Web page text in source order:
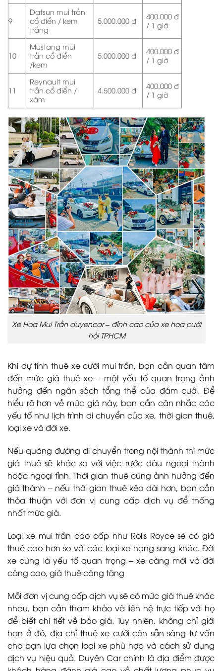
9
Datsun mui trần
cổ điển / kem
trắng
5.000.000 đ
400.000 đ
/ 1 giờ
10
Mustang mui
trần cổ điển
/kem
5.000.000 đ
400.000 đ
/ 1 giờ
11
Reynault mui
trần cổ điển /
xám
4.500.000 đ
400.000 đ
/ 1 giờ
Xe Hoa Mui Trần duyencar – đỉnh cao của xe hoa cưới
hỏi TPHCM
Khi dự tính thuê xe cưới mui trần, bạn cần quan tâm
đến mức giá thuê xe – một yếu tố quan trọng ảnh
hưởng đến ngân sách tổng thể của đám cưới. Để
hiểu rõ hơn về mức giá này, bạn cần cân nhắc các
yếu tố như lịch trình di chuyển của xe, thời gian thuê,
loại xe và đời xe.
Nếu quãng đường di chuyển trong nội thành thì mức
giá thuê sẽ khác so với việc rước dâu ngoại thành
hoặc ngoại tỉnh. Thời gian thuê cũng ảnh hưởng đến
giá thành – nếu thời gian thuê kéo dài hơn, bạn cần
thỏa thuận với đơn vị cung cấp dịch vụ để thống
nhất mức giá.
Loại xe mui trần cao cấp như Rolls Royce sẽ có giá
thuê cao hơn so với các loại xe hạng sang khác. Đời
xe cũng là yếu tố quan trọng – xe càng mới và đời
càng cao, giá thuê càng tăng
Mỗi đơn vị cung cấp dịch vụ sẽ có mức giá thuê khác
nhau, bạn cần tham khảo và liên hệ trực tiếp với họ
để biết chi tiết về báo giá. Tuy nhiên, không chỉ giới
hạn ở đó, địa chỉ thuê xe cưới còn sẵn sàng tư vấn
cho bạn lựa chọn loại xe phù hợp và cách sử dụng
dịch vụ hiệu quả. Duyên Car chính là địa điểm được